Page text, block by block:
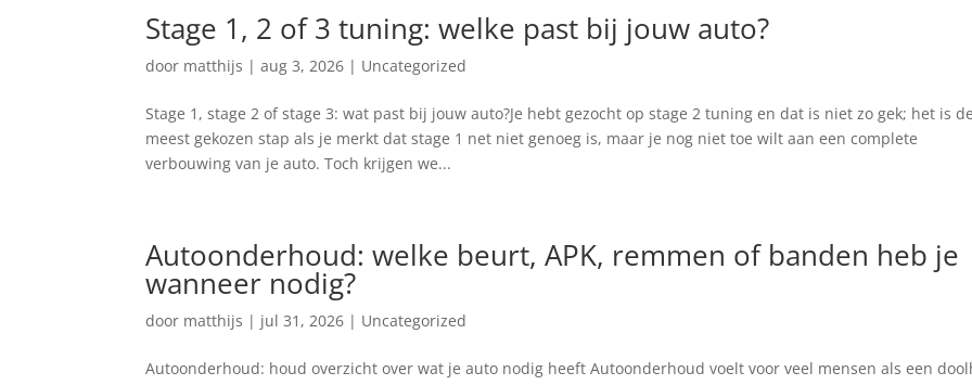
Stage 1, 2 of 3 tuning: welke past bij jouw auto?
door matthijs |aug 3, 2026 | Uncategorized
Stage 1, stage 2 of stage 3: wat past bij jouw auto?Je hebt gezocht op stage 2 tuning en dat is niet zo gek; het is
meest gekozen stap als je merkt dat stage 1 net niet genoeg is, maar je nog niet toe wilt aan een complete
verbouwing van je auto. Toch krijgen we...
Autoonderhoud: welke beurt, APK, remmen of banden heb je
wanneer nodig?
door matthijs | jul 31, 2026 | Uncategorized
Autoonderhoud: houd overzicht over wat je auto nodig heeft Autoonderhoud voelt voor veel mensen als een